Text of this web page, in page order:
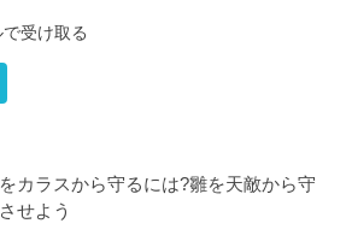
受け取る
カラスから守るには?雛を天敵から守
せよう